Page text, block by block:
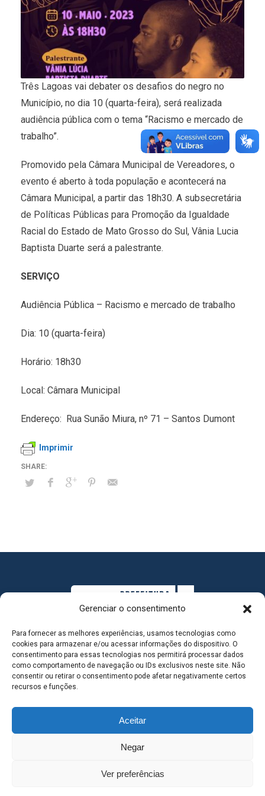
Gerenciar o consentimento
Para fornecer as melhores experiências, usamos tecnologias como
cookies para armazenar e/ou acessar informações do dispositivo. O
consentimento para essas tecnologias nos permitirá processar dados
como comportamento de navegação ou IDs exclusivos neste site. Não
consentir ou retirar o consentimento pode afetar negativamente certos
recursos e funções.
Aceitar
Negar
Ver preferências
Três Lagoas vai debater os desafios do negro no
Município, no dia 10 (quarta-feira), será realizada
audiência pública com o tema “Racismo e mercado de
trabalho”.
Promovido pela Câmara Municipal de Vereadores, o
evento é aberto à toda população e acontecerá na
Câmara Municipal, a partir das 18h30. A subsecretária
de Políticas Públicas para Promoção da Igualdade
Racial do Estado de Mato Grosso do Sul, Vânia Lucia
Baptista Duarte será a palestrante.
SERVIÇO
Audiência Pública – Racismo e mercado de trabalho
Dia: 10 (quarta-feira)
Horário: 18h30
Local: Câmara Municipal
Endereço: Rua Sunão Miura, nº 71 – Santos Dumont
Imprimir
MAPA DO SITE
SEDE DO ADMINISTRATIVO MUNICIPAL - Avenida